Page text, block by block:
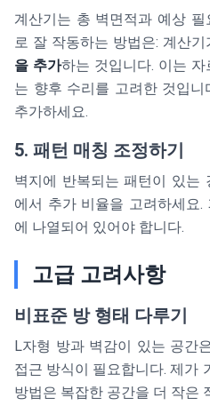
계산기는 총 벽면적과 예상
로 잘 작동하는 방법은: 계산
을 추가하는 것입니다. 이는
는 향후 수리를 고려한 것입
추가하세요.
5. 패턴 매칭 조정하기
벽지에 반복되는 패턴이 있는
에서 추가 비율을 고려하세요
에 나열되어 있어야 합니다.
고급 고려사항
비표준 방 형태 다루기
L자형 방과 벽감이 있는 공간
접근 방식이 필요합니다. 제가
방법은 복잡한 공간을 더 작은